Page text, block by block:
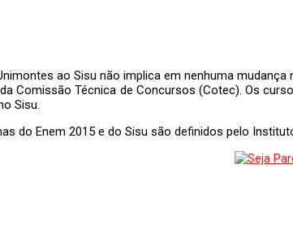
ao Sisu não implica em nenhuma
Comissão Técnica de Concursos (Cotec). Os
Sisu.
do Enem 2015 e do Sisu são definidos pelo